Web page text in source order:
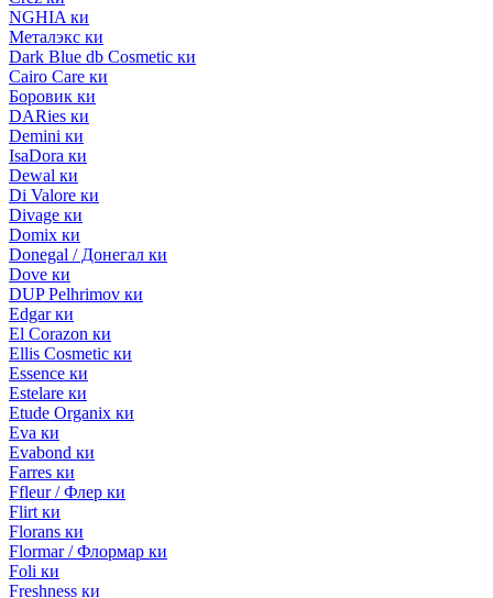
NGHIA ки
Металэкс ки
Dark Blue db Cosmetic ки
Cairo Care ки
Боровик ки
DARies ки
Demini ки
IsaDora ки
Dewal ки
Di Valore ки
Divage ки
Domix ки
Donegal / Донегал ки
Dove ки
DUP Pelhrimov ки
Edgar ки
El Corazon ки
Ellis Cosmetic ки
Essence ки
Estelare ки
Etude Organix ки
Eva ки
Evabond ки
Farres ки
Ffleur / Флер ки
Flirt ки
Florans ки
Flormar / Флормар ки
Foli ки
Freshness ки